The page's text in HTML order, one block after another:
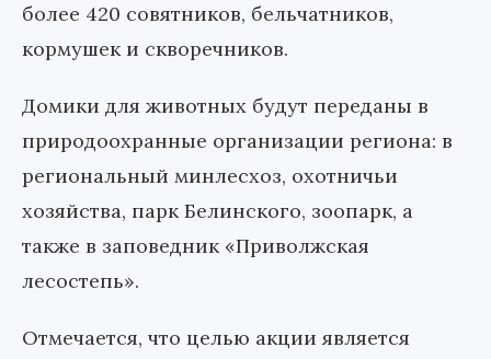
более 420 совятников, бельчатников,
кормушек и скворечников.
Домики для животных будут переданы в
природоохранные организации региона: в
региональный минлесхоз, охотничьи
хозяйства, парк Белинского, зоопарк, а
также в заповедник «Приволжская
лесостепь».
Отмечается, что целью акции является